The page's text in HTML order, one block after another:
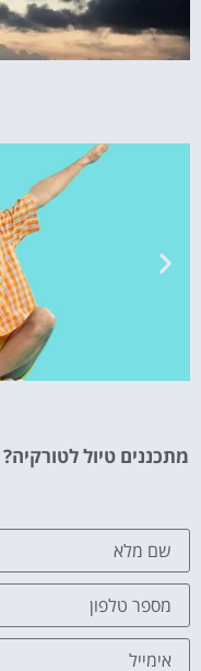
מציאת
לחצו
מתכננים טיול לטורקיה?